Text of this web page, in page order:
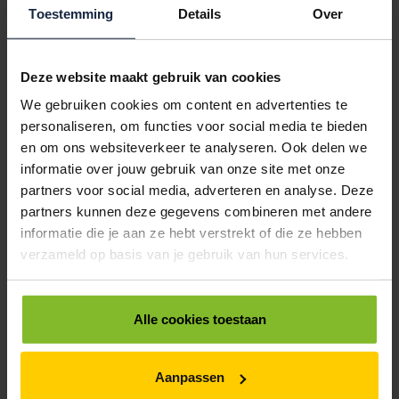
Toestemming Details Over
Deze website maakt gebruik van cookies
We gebruiken cookies om content en advertenties te
personaliseren, om functies voor social media te bieden
en om ons websiteverkeer te analyseren. Ook delen we
informatie over jouw gebruik van onze site met onze
partners voor social media, adverteren en analyse. Deze
partners kunnen deze gegevens combineren met andere
informatie die je aan ze hebt verstrekt of die ze hebben
verzameld op basis van je gebruik van hun services.
Alle cookies toestaan
Aanpassen
LASER/INKTJETETIKETTEN 64X34MM OP A4 VEL (2400 STUKS)
9405245 €0,00
LASER/INKTJETETIKETTEN 63X38MM OP A4 VEL (2100 STUKS)
< 5
5
10
€18,76
€17,82 €16,42
ALLES BESTELLEN
te bestellen. Uw bestel- en offertelijsten kunt u terugvinden in uw
account. Dat pakt altijd goed uit voor uw administratie!